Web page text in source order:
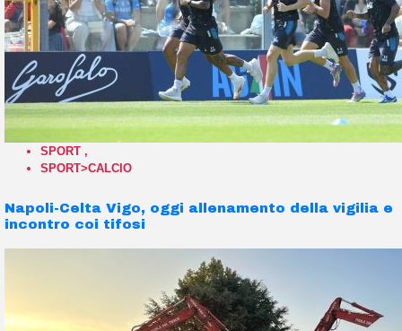
SPORT ,
SPORT>CALCIO
Napoli-Celta Vigo, oggi allenamento della vigilia e
incontro coi tifosi